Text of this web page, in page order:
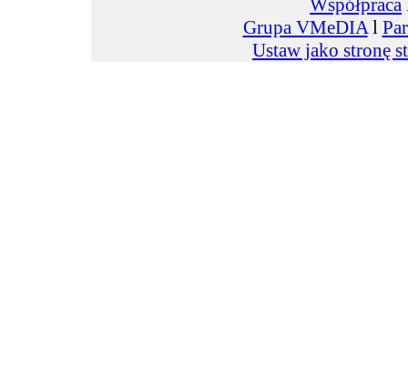
Współpraca
Grupa VMeDIAl
Ustaw jako stronę